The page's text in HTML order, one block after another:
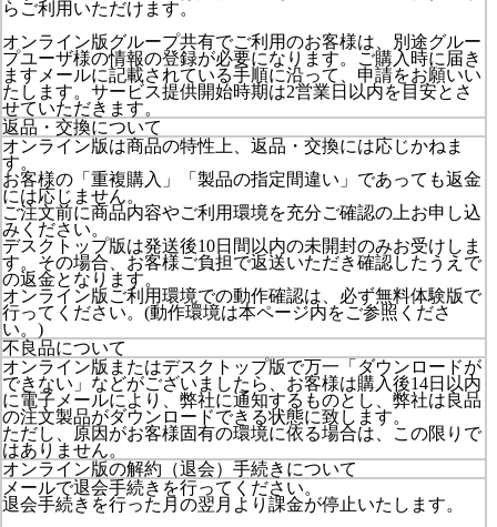
らご利用いただけます。
オンライン版グループ共有でご利用のお客様は、別途グルー
プユーザ様の情報の登録が必要になります。ご購入時に届き
ますメールに記載されている手順に沿って、申請をお願いい
たします。サービス提供開始時期は2営業日以内を目安とさ
せていただきます。
返品・交換について
オンライン版は商品の特性上、返品・交換には応じかねま
す。
お客様の「重複購入」「製品の指定間違い」であっても返金
には応じません。
ご注文前に商品内容やご利用環境を充分ご確認の上お申し込
みください。
デスクトップ版は発送後10日間以内の未開封のみお受けしま
す。その場合、お客様ご負担で返送いただき確認したうえで
の返金となります。
オンライン版ご利用環境での動作確認は、必ず無料体験版で
行ってください。(動作環境は本ページ内をご参照くださ
い。)
不良品について
オンライン版またはデスクトップ版で万一「ダウンロードが
できない」などがございましたら、お客様は購入後14日以内
に電子メールにより、弊社に通知するものとし、弊社は良品
の注文製品がダウンロードできる状態に致します。
ただし、原因がお客様固有の環境に依る場合は、この限りで
はありません。
オンライン版の解約（退会）手続きについて
メールで退会手続きを行ってください。
退会手続きを行った月の翌月より課金が停止いたします。